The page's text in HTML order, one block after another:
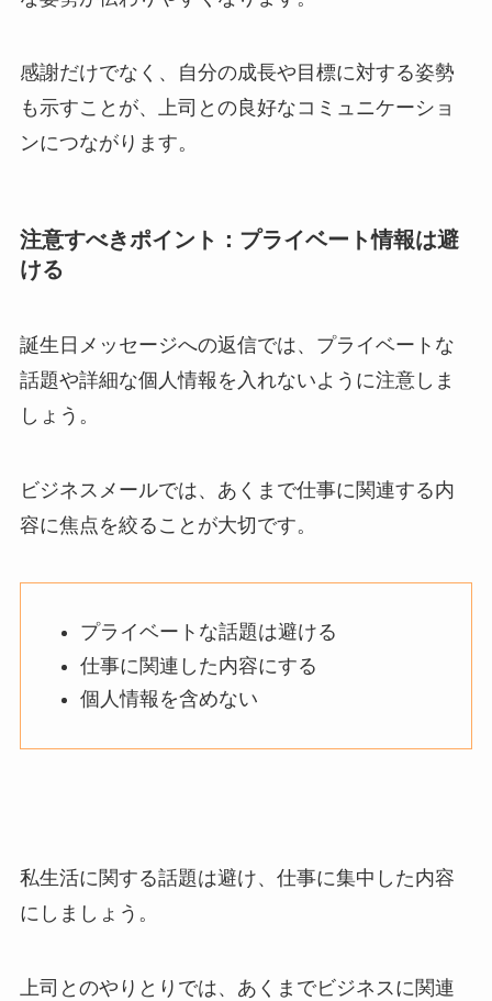
感謝だけでなく、自分の成長や目標に対する姿勢
も示すことが、上司との良好なコミュニケーショ
ンにつながります。
注意すべきポイント：プライベート情報は避
ける
誕生日メッセージへの返信では、プライベートな
話題や詳細な個人情報を入れないように注意しま
しょう。
ビジネスメールでは、あくまで仕事に関連する内
容に焦点を絞ることが大切です。
プライベートな話題は避ける
仕事に関連した内容にする
個人情報を含めない
私生活に関する話題は避け、仕事に集中した内容
にしましょう。
上司とのやりとりでは、あくまでビジネスに関連